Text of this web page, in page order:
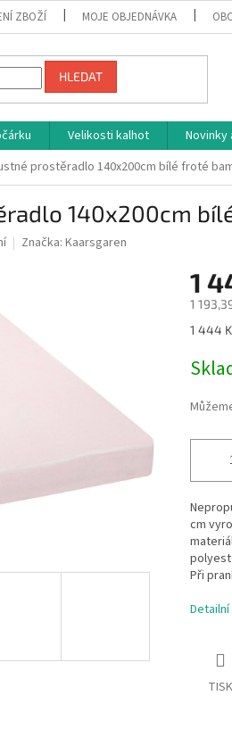
ZBOŽÍ MOJE OBJEDNÁVKA
HLEDAT
Velikosti kalhot Novinky
prostěradlo 140x200cm bílé froté
140x200cm
Značka: Kaarsgaren
1
1
Měrná
1 444
cm
Při
TISK